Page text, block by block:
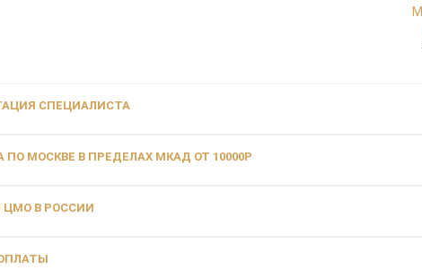
СПЕЦИАЛИСТА
МОСКВЕ В ПРЕДЕЛАХ МКАД ОТ 10000Р
В РОССИИ